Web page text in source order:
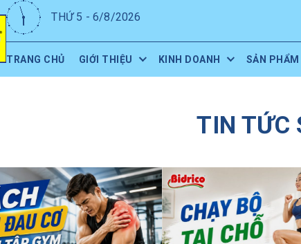
TRANG CHỦ GIỚI THIỆU KINH DOANH SẢN PHẨM
THỨ 5 - 6/8/2026
TIN TỨC